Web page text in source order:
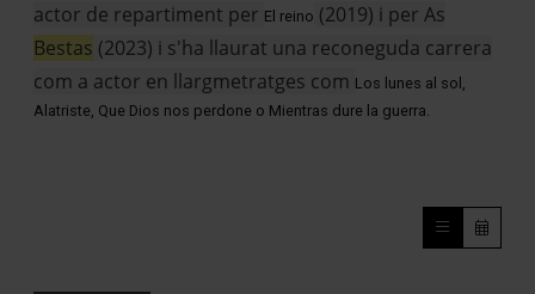
actor de repartiment per El reino (2019) i per As
Bestas (2023) i s'ha llaurat una reconeguda carrera
com a actor en llargmetratges com Los lunes al sol,
Alatriste, Que Dios nos perdone o Mientras dure la guerra.